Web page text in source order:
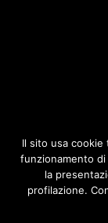
Il sito usa
funzionamento
la
profilazione.